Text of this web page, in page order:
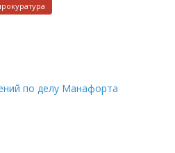
по делу Манафорта